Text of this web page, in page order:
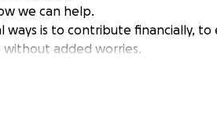
we can help.
is to contribute financially,
added worries.